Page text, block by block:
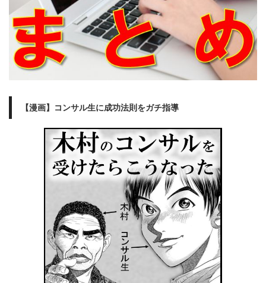
【漫画】コンサル生に成功法則をガチ指導